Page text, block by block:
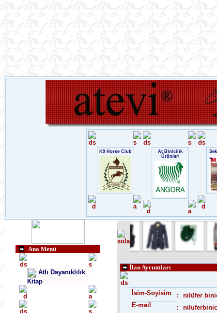
K9 Horse Club
At Binicilik
Ürünleri
Ana Menü
Atlı Dayanıklılık
Kitap
İlan Ayrıntıları
İsim-Soyisim :
nilüfer
E-mail
: